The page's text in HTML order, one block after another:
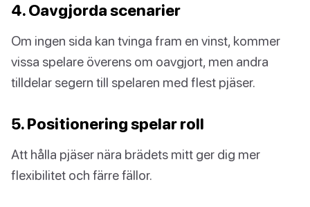
4. Oavgjorda scenarier
Om ingen sida kan tvinga fram en vinst, kommer
vissa spelare överens om oavgjort, men andra
tilldelar segern till spelaren med flest pjäser.
5. Positionering spelar roll
Att hålla pjäser nära brädets mitt ger dig mer
flexibilitet och färre fällor.